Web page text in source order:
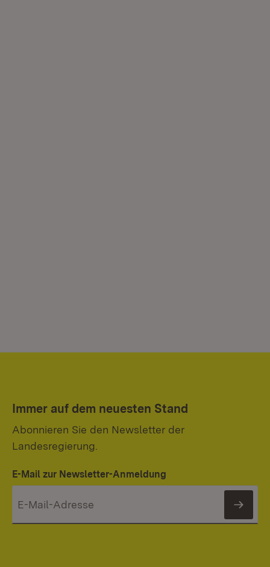
Immer auf dem neuesten Stand
Abonnieren Sie den Newsletter der
Landesregierung.
E-Mail zur Newsletter-Anmeldung